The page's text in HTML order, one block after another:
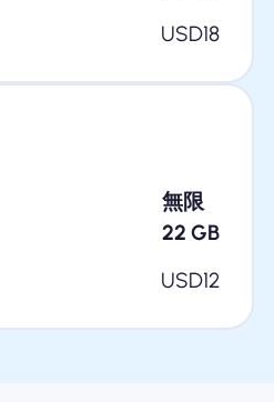
USD18
無限
22 GB
USD12